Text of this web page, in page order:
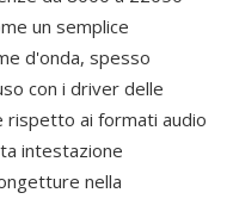
un semplice
d'onda, spesso
con i driver delle
rispetto ai formati audio
intestazione
nella